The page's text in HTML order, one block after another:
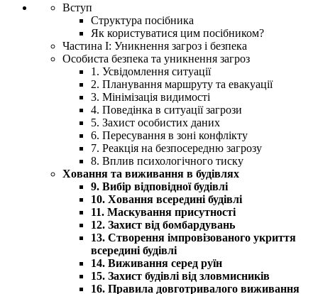
Вступ
Структура посібника
Як користуватися цим посібником?
Частина I: Уникнення загроз і безпека
Особиста безпека та уникнення загроз
1. Усвідомлення ситуації
2. Планування маршруту та евакуації
3. Мінімізація видимості
4. Поведінка в ситуації загрози
5. Захист особистих даних
6. Пересування в зоні конфлікту
7. Реакція на безпосередню загрозу
8. Вплив психологічного тиску
Ховання та виживання в будівлях
9. Вибір відповідної будівлі
10. Ховання всередині будівлі
11. Маскування присутності
12. Захист від бомбардувань
13. Створення імпровізованого укриття
всередині будівлі
14. Виживання серед руїн
15. Захист будівлі від зловмисників
16. Правила довготривалого виживання